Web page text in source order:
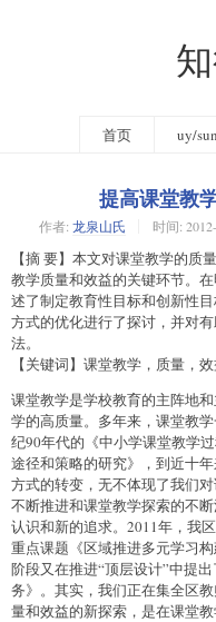
首页 uy/sun
提高课堂教
作者: 龙泉山氏 时间:
【摘 要】本文对课堂教学的质
教学质量和效益的关键环节。
述了制定教育性目标和创新性
方式的优化进行了探讨，并对
法。
【关键词】课堂教学，质量，
课堂教学是学校教育的主阵地
学的高质量。多年来，课堂教
纪90年代的《中小学课堂教学
途径和策略的研究》，到近十
方式的转变，无不体现了我们
不断推进和课堂教学探索的不
认识和新的追求。2011年，我
重点课题《区域推进多元学习
阶段又在推进“顶层设计”中提
务》。其实，我们正在集全区
量和效益的新探索，是在课堂